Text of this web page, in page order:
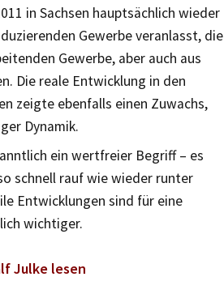
in Sachsen hauptsächlich wieder
Gewerbe veranlasst, die
Gewerbe, aber auch aus
Die reale Entwicklung in den
zeigte ebenfalls einen Zuwachs,
Dynamik.
ein wertfreier Begriff – es
schnell rauf wie wieder runter
Entwicklungen sind für eine
wichtiger.
Julke lesen